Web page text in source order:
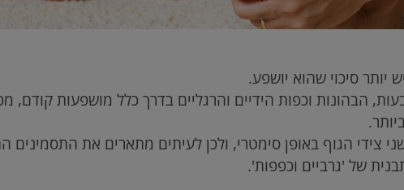
יותר סיכוי שהוא יושפע.
הבהונות וכפות הידיים והרגליים בדרך כלל מושפעות קודם,
צידי הגוף באופן סימטרי, ולכן לעיתים מתארים את התסמינים
של 'גרביים וכפפות'.